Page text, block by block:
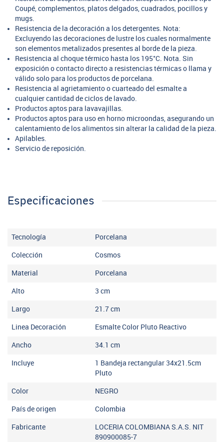
Coupé, complementos, platos delgados, cuadrados, pocillos y
mugs.
Resistencia de la decoración a los detergentes. Nota:
Excluyendo las decoraciones de lustre los cuales normalmente
son elementos metalizados presentes al borde de la pieza.
Resistencia al choque térmico hasta los 195°C. Nota. Sin
exposición o contacto directo a resistencias térmicas o llama y
válido solo para los productos de porcelana.
Resistencia al agrietamiento o cuarteado del esmalte a
cualquier cantidad de ciclos de lavado.
Productos aptos para lavavajillas.
Productos aptos para uso en horno microondas, asegurando un
calentamiento de los alimentos sin alterar la calidad de la pieza.
Apilables.
Servicio de reposición.
Especificaciones
Tecnología Porcelana
Colección Cosmos
Material Porcelana
Alto 3 cm
Largo 21.7cm
Linea Decoración Esmalte Color Pluto Reactivo
Ancho 34.1 cm
Incluye
1 Bandeja rectangular 34x21.5cm
Pluto
Color NEGRO
País de origen Colombia
Fabricante
LOCERIA COLOMBIANA S.A.S. NIT
890900085-7